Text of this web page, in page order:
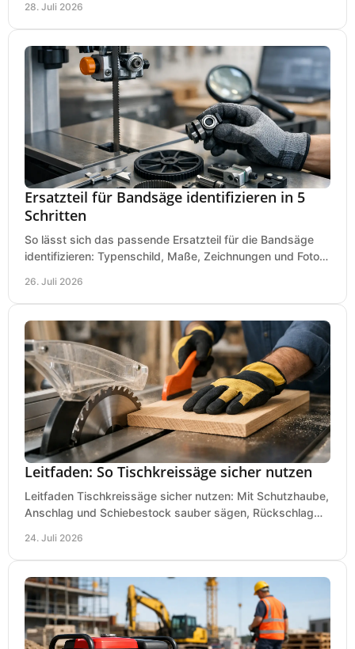
28. Juli 2026
Ersatzteil für Bandsäge identifizieren in 5
Schritten
So lässt sich das passende Ersatzteil für die Bandsäge
identifizieren: Typenschild, Maße, Zeichnungen und Fotos
26. Juli 2026
Leitfaden: So Tischkreissäge sicher nutzen
Leitfaden Tischkreissäge sicher nutzen: Mit Schutzhaube,
Anschlag und Schiebestock sauber sägen, Rückschlag
24. Juli 2026